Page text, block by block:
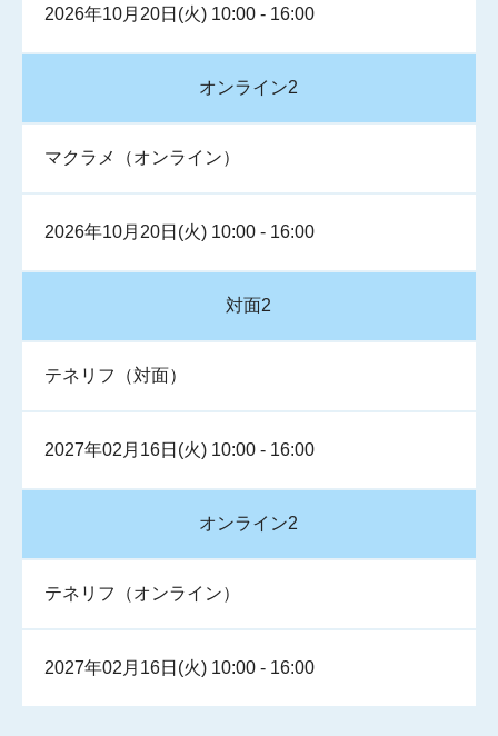
2026年10月20日(火) 10:00 - 16:00
オンライン2
マクラメ（オンライン）
2026年10月20日(火) 10:00 - 16:00
対面2
テネリフ（対面）
2027年02月16日(火) 10:00 - 16:00
オンライン2
テネリフ（オンライン）
2027年02月16日(火) 10:00 - 16:00